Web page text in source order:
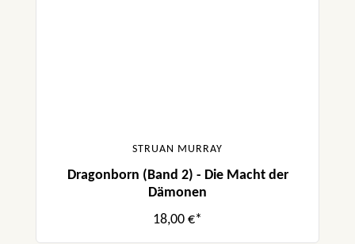
STRUAN MURRAY
Dragonborn (Band 2) - Die Macht der
Dämonen
18,00 €*